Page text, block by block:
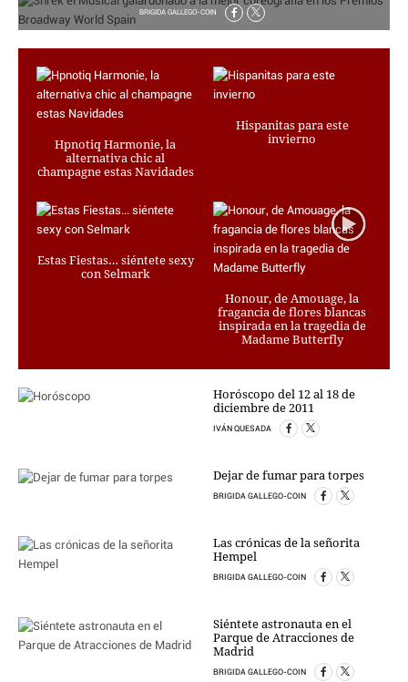
DIRECTORIOS
VÍDEOS
TEMAS
ORGANISMOS
LUGARES
HEMEROTECA
SERVICIOS
ESPAÑA
de portada más
impactante y esperado del
BRIGIDA GALLEGO-COIN
Hpnotiq Harmonie, la
alternativa chic al
champagne estas Navidades
Hispanitas para este
invierno
Estas Fiestas… siéntete sexy
con Selmark
Honour, de Amouage, la
fragancia de flores blancas
inspirada en la tragedia de
Madame Butterfly
Horóscopo del 12 al 18 de
diciembre de 2011
IVÁN QUESADA
Dejar de fumar para torpes
BRIGIDA GALLEGO-COIN
Las crónicas de la señorita
Hempel
BRIGIDA GALLEGO-COIN
Siéntete astronauta en el
Parque de Atracciones de
Madrid
BRIGIDA GALLEGO-COIN